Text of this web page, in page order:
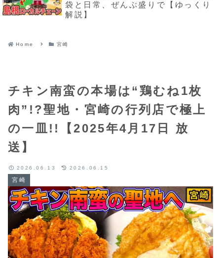
袋と日常、ぜんぶ盛りで【ゆっくり
解説】
Home 宮崎
チキン南蛮の本場は“鶏むね1枚
肉”!?聖地・宮崎の行列店で極上
の一皿!!【2025年4月17日 放
送】
宮崎
2026.06.13 2026.06.15